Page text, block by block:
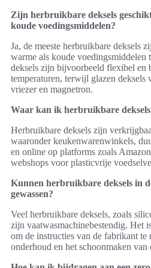
Zijn herbruikbare deksels
koude voedingsmiddelen?
Ja, de meeste herbruikbare deksels
warme als koude voedingsmiddelen
deksels zijn bijvoorbeeld flexibel en
temperaturen, terwijl glazen
vriezer en magnetron.
Waar kan ik herbruikbare
Herbruikbare deksels zijn
waaronder keukenwarenwinkels,
en online op platforms zoals
webshops voor plasticvrije
Kunnen herbruikbare deksels in
gewassen?
Veel herbruikbare deksels, zoals
zijn vaatwasmachinebestendig. Het
om de instructies van de fabrikant te
onderhoud en het schoonmaken van